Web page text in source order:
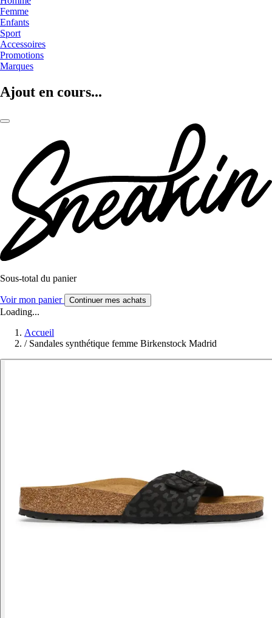
Femme
Enfants
Sport
Accessoires
Promotions
Marques
Ajout en cours...
Sous-total du panier
Voir mon panier Continuer mes achats
Loading...
Accueil
/ Sandales synthétique femme Birkenstock Madrid